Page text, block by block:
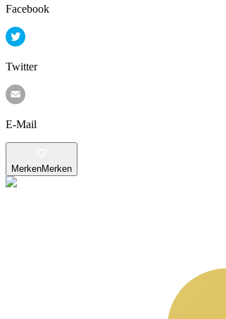
Facebook
Twitter
E-Mail
MerkenMerken